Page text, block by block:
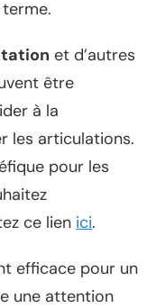
et d’autres
être
à la
les articulations.
pour les
ce lien ici.
efficace pour un
une attention